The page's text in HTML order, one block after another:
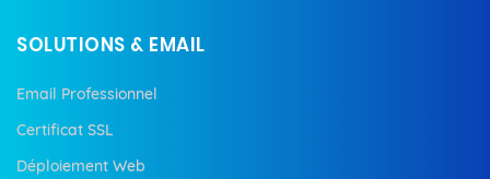
SOLUTIONS & EMAIL
Email Professionnel
Certificat SSL
Déploiement Web